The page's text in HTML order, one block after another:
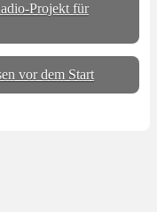
Projekt für
vor dem Start